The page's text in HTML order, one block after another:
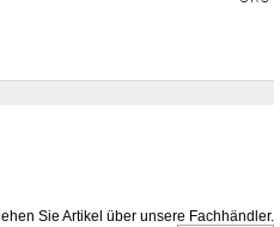
Sie Artikel über unsere Fachhändler.